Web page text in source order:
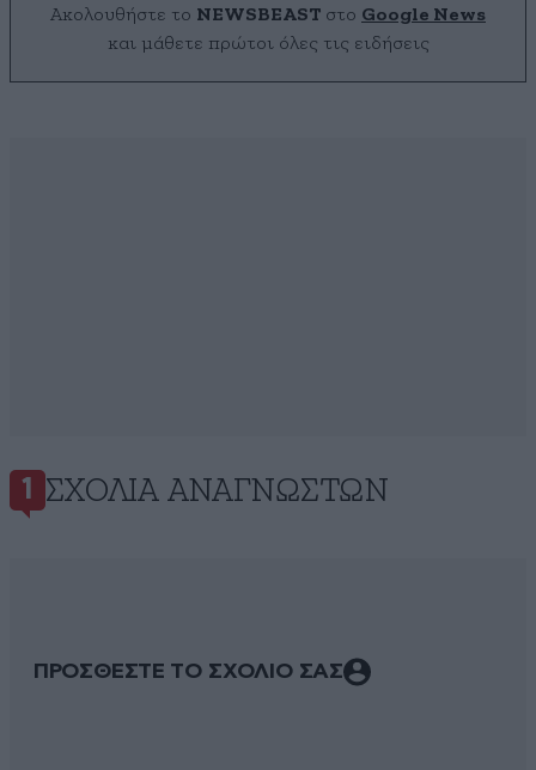
Ακολουθήστε το NEWSBEAST στο Google News
και μάθετε πρώτοι όλες τις ειδήσεις
1 ΣΧΌΛΙΑ ΑΝΑΓΝΩΣΤΏΝ
ΠΡΟΣΘΕΣΤΕ ΤΟ ΣΧΟΛΙΟ ΣΑΣ